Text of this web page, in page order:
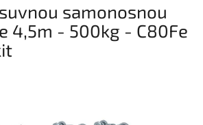
samonosnou
4,5m - 500kg - C80Fe